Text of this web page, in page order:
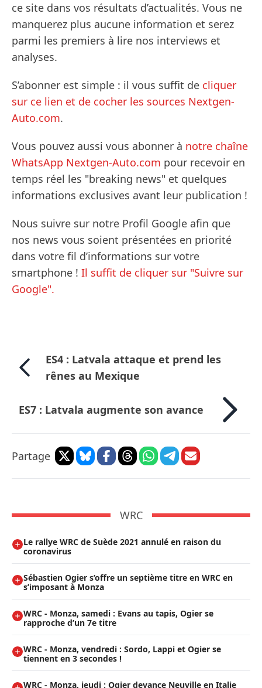
ce site dans vos résultats d’actualités. Vous ne
manquerez plus aucune information et serez
parmi les premiers à lire nos interviews et
analyses.
S’abonner est simple : il vous suffit de cliquer
sur ce lien et de cocher les sources Nextgen-
Auto.com.
Vous pouvez aussi vous abonner à notre chaîne
WhatsApp Nextgen-Auto.com pour recevoir en
temps réel les "breaking news" et quelques
informations exclusives avant leur publication !
Nous suivre sur notre Profil Google afin que
nos news vous soient présentées en priorité
dans votre fil d’informations sur votre
smartphone ! Il suffit de cliquer sur "Suivre sur
Google".
ES4 : Latvala attaque et prend les
rênes au Mexique
ES7 : Latvala augmente son avance
Partage
WRC
Le rallye WRC de Suède 2021 annulé en raison du
coronavirus
Sébastien Ogier s’offre un septième titre en WRC en
s’imposant à Monza
WRC - Monza, samedi : Evans au tapis, Ogier se
rapproche d’un 7e titre
WRC - Monza, vendredi : Sordo, Lappi et Ogier se
tiennent en 3 secondes !
WRC - Monza, jeudi : Ogier devance Neuville en Italie